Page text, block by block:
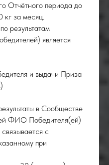
Отчётного периода до
кг за месяц.
результатам
является
и выдачи Приза
в Сообществе
ФИО Победителя(ей)
с
при